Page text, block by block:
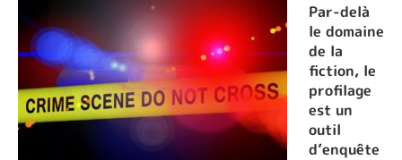
Par-delà
le domaine
de la
fiction, le
profilage
est un
outil
d’enquête